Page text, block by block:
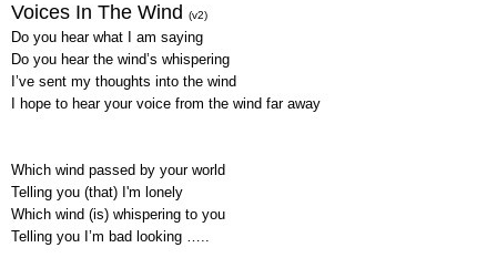
Voices In The Wind (v2)
Do you hear what I am saying
Do you hear the wind’s whispering
I’ve sent my thoughts into the wind
I hope to hear your voice from the wind far away
Which wind passed by your world
Telling you (that) I'm lonely
Which wind (is) whispering to you
Telling you I’m bad looking …..